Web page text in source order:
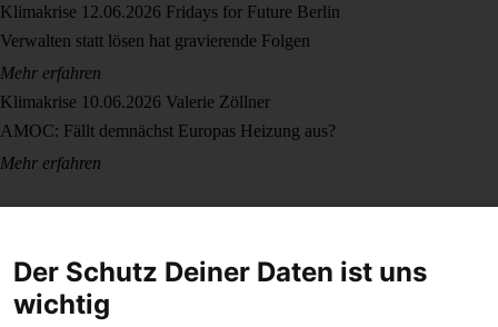
Klimakrise 12.06.2026 Fridays for Future Berlin
Verwalten statt lösen hat gravierende Folgen
Mehr erfahren
Klimakrise 10.06.2026 Valerie Zöllner
AMOC: Fällt demnächst Europas Heizung aus?
Mehr erfahren
Der Schutz Deiner Daten ist uns
wichtig